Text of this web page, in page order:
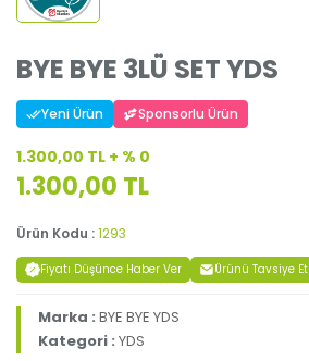
BYE BYE 3LÜ SET YDS
Yeni Ürün Sponsorlu Ürün
1.300,00 TL + % 0
1.300,00 TL
Ürün Kodu :1293
Fiyatı Düşünce Haber Ver Ürünü Tavsiye Et
Marka : BYE BYE YDS
Kategori : YDS